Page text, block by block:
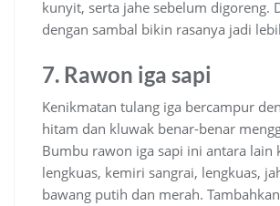
kunyit, serta jahe sebelum digoreng.
dengan sambal bikin rasanya jadi
7. Rawon iga sapi
Kenikmatan tulang iga bercampur
hitam dan kluwak benar-benar
Bumbu rawon iga sapi ini antara lain
lengkuas, kemiri sangrai, lengkuas,
bawang putih dan merah.